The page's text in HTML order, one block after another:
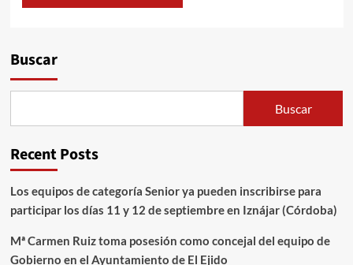
Buscar
Buscar
Recent Posts
Los equipos de categoría Senior ya pueden inscribirse para
participar los días 11 y 12 de septiembre en Iznájar (Córdoba)
Mª Carmen Ruiz toma posesión como concejal del equipo de
Gobierno en el Ayuntamiento de El Ejido